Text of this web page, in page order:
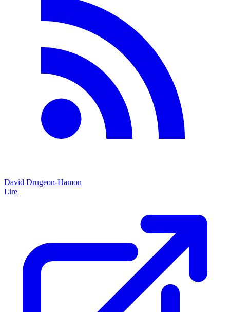
David Drugeon-Hamon
Lire